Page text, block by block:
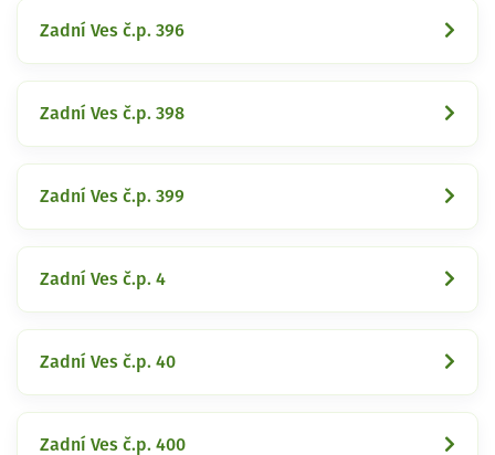
Zadní Ves č.p. 396
Zadní Ves č.p. 398
Zadní Ves č.p. 399
Zadní Ves č.p. 4
Zadní Ves č.p. 40
Zadní Ves č.p. 400